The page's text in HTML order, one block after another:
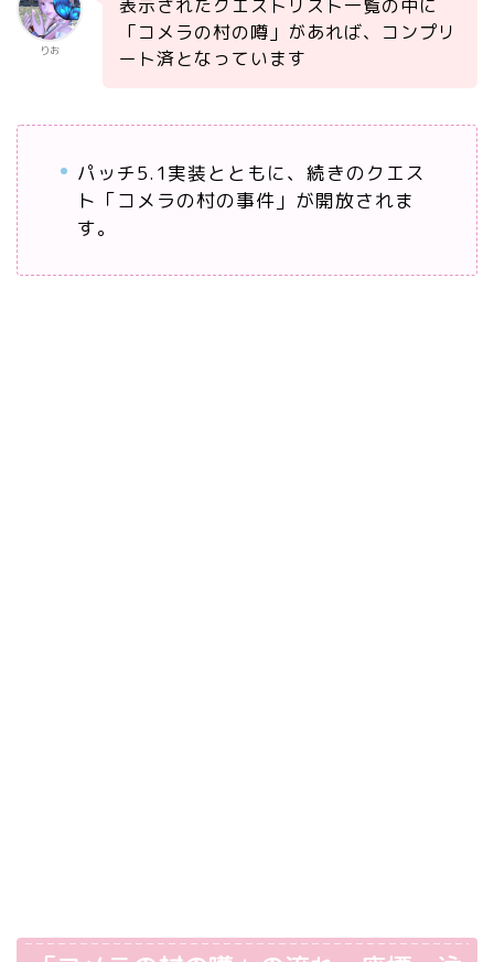
りお
表示されたクエストリスト一覧の中に
「コメラの村の噂」があれば、コンプリ
ート済となっています
パッチ5.1実装とともに、続きのクエス
ト「コメラの村の事件」が開放されま
す。